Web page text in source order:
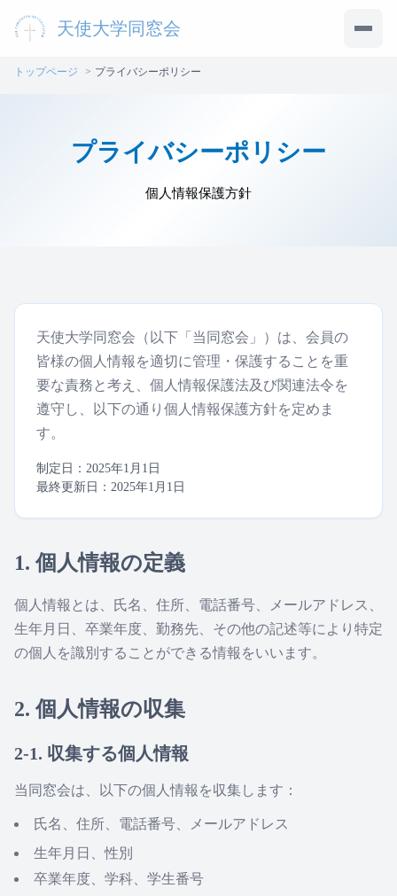
天使大学同窓会
トップページ プライバシーポリシー
プライバシーポリシー
個人情報保護方針
天使大学同窓会（以下「当同窓会」）は、会員の
皆様の個人情報を適切に管理・保護することを重
要な責務と考え、個人情報保護法及び関連法令を
遵守し、以下の通り個人情報保護方針を定めま
す。
制定日：2025年1月1日
最終更新日：2025年1月1日
1. 個人情報の定義
個人情報とは、氏名、住所、電話番号、メールアドレス、
生年月日、卒業年度、勤務先、その他の記述等により特定
の個人を識別することができる情報をいいます。
2. 個人情報の収集
2-1. 収集する個人情報
当同窓会は、以下の個人情報を収集します：
氏名、住所、電話番号、メールアドレス
生年月日、性別
卒業年度、学科、学生番号